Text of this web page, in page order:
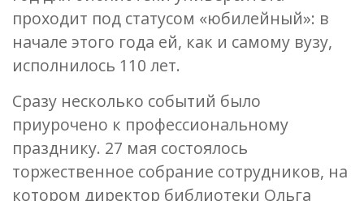
проходит под статусом «юбилейный»: в
начале этого года ей, как и самому вузу,
исполнилось 110 лет.
Сразу несколько событий было
приурочено к профессиональному
празднику. 27 мая состоялось
торжественное собрание сотрудников, на
котором директор библиотеки Ольга